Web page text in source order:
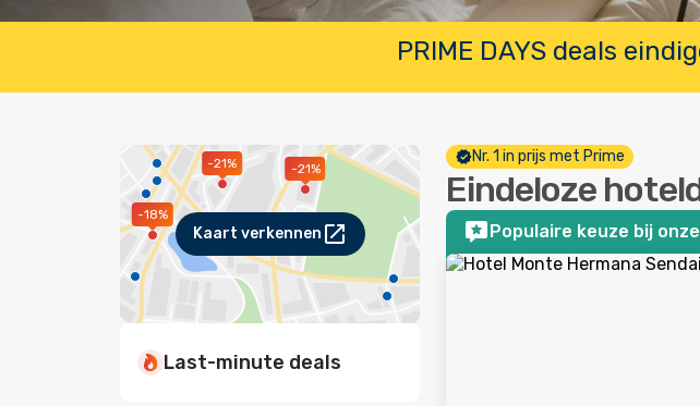
PRIME DAYS deals
-21%
-21%
-18%
Kaart verkennen
Last-minute deals
Nr. 1 in prijs met Prime
Eindeloze
Populaire keuze bij